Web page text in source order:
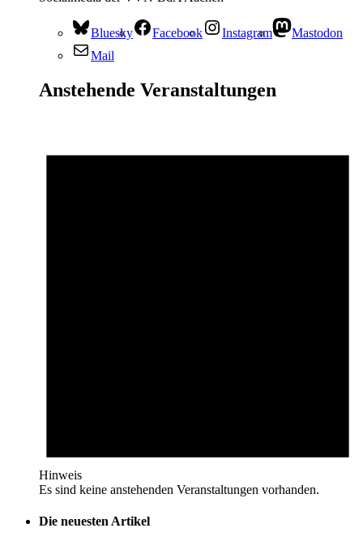
Bluesky Facebook Instagram
Mastodon
Mail
Anstehende Veranstaltungen
Hinweis
Es sind keine anstehenden Veranstaltungen vorhanden.
Die neuesten Artikel